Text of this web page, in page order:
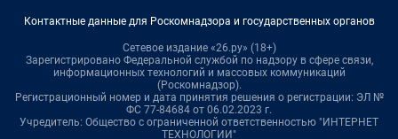
Контактные данные для Роскомнадзора и государственных органов
Сетевое издание «26.ру» (18+)
Зарегистрировано Федеральной службой по надзору в сфере связи,
информационных технологий и массовых коммуникаций
(Роскомнадзор).
Регистрационный номер и дата принятия решения о регистрации: ЭЛ №
ФС 77-84684 от 06.02.2023 г.
Учредитель: Общество с ограниченной ответственностью "ИНТЕРНЕТ
ТЕХНОЛОГИИ"